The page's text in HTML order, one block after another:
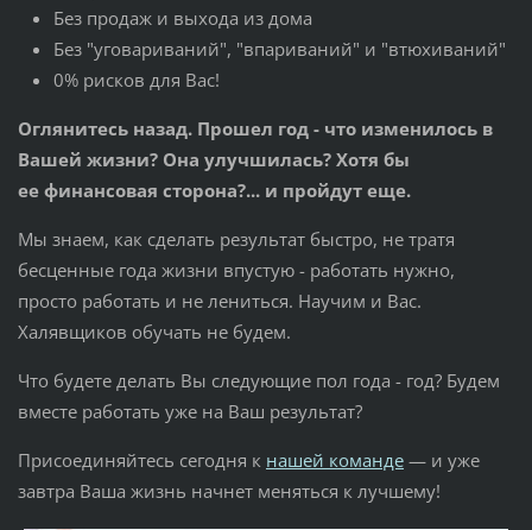
Без продаж и выхода из дома
Без "уговариваний", "впариваний" и "втюхиваний"
0% рисков для Вас!
Оглянитесь назад. Прошел год - что изменилось в
Вашей жизни? Она улучшилась? Хотя бы
ее финансовая сторона?... и пройдут еще.
Мы знаем, как сделать результат быстро, не тратя
бесценные года жизни впустую - работать нужно,
просто работать и не лениться. Научим и Вас.
Халявщиков обучать не будем.
Что будете делать Вы следующие пол года - год? Будем
вместе работать уже на Ваш результат?
Присоединяйтесь сегодня к нашей команде— и уже
завтра Ваша жизнь начнет меняться к лучшему!